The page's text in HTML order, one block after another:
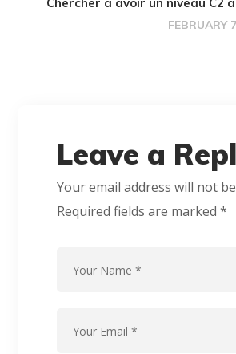
FEBRUARY
Leave a
Your email address will not
Required fields are marked*